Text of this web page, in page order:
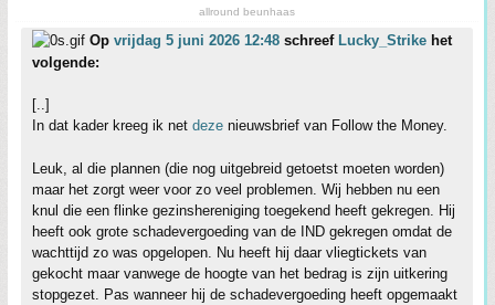
allround beunhaas
Op vrijdag 5 juni 2026 12:48 schreef Lucky_Strike het
volgende:
[..]
In dat kader kreeg ik net deze nieuwsbrief van Follow the Money.
Leuk, al die plannen (die nog uitgebreid getoetst moeten worden)
maar het zorgt weer voor zo veel problemen. Wij hebben nu een
knul die een flinke gezinshereniging toegekend heeft gekregen. Hij
heeft ook grote schadevergoeding van de IND gekregen omdat de
wachttijd zo was opgelopen. Nu heeft hij daar vliegtickets van
gekocht maar vanwege de hoogte van het bedrag is zijn uitkering
stopgezet. Pas wanneer hij de schadevergoeding heeft opgemaakt